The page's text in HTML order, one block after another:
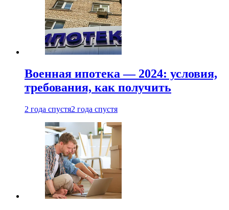
Военная ипотека — 2024: условия,
требования, как получить
2 года спустя2 года спустя